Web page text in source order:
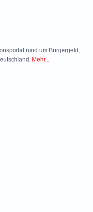
rund um Bürgergeld,
Mehr...